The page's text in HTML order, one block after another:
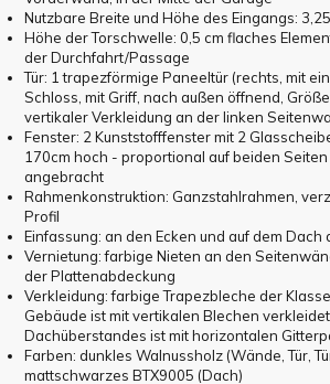
Nutzbare Breite und Höhe des Eingangs:
Höhe der Torschwelle: 0,5 cm flaches
der Durchfahrt/Passage
Tür: 1 trapezförmige Paneeltür (rechts, mit
Schloss, mit Griff, nach außen öffnend,
vertikaler Verkleidung an der linken
Fenster: 2 Kunststofffenster mit 2
170cm hoch - proportional auf beiden
angebracht
Rahmenkonstruktion: Ganzstahlrahmen,
Profil
Einfassung: an den Ecken und auf dem Dach
Vernietung: farbige Nieten an den
der Plattenabdeckung
Verkleidung: farbige Trapezbleche der
Gebäude ist mit vertikalen Blechen
Dachüberstandes ist mit horizontalen
Farben: dunkles Walnussholz (Wände, Tür,
mattschwarzes BTX9005 (Dach)